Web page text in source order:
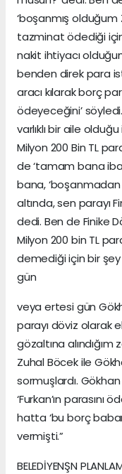
‘boşanmış
tazminat ödediği için
nakit ihtiyacı
benden direk para
aracı kılarak borç
ödeyeceğini’
varlıklı bir aile
Milyon 200 Bin TL
de ‘tamam bana
bana,
altında, sen parayı
dedi. Ben de Finike
Milyon 200 bin TL
demediği için bir
gün
veya ertesi gün
parayı döviz olarak
gözaltına
Zuhal Böcek ile
sormuşlardı.
‘Furkan’ın parasını
hatta ‘bu borç
vermişti.”
BELEDİYENŞN